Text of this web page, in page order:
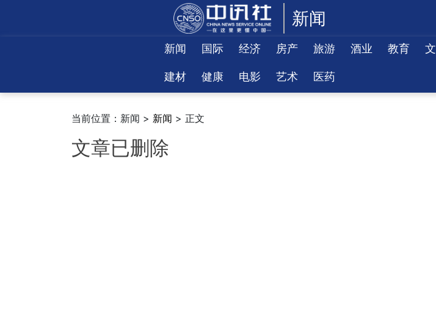
新闻
新闻 国际 经济 房产 旅游 酒业 教育
建材 健康 电影 艺术 医药
当前位置：新闻 > 新闻 > 正文
文章已删除